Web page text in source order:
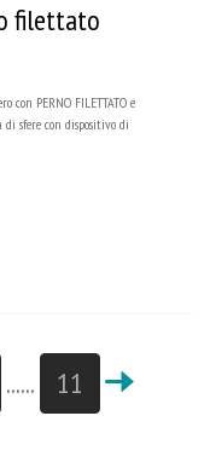
filettato
con PERNO FILETTATO e
sfere con dispositivo di
...... 11